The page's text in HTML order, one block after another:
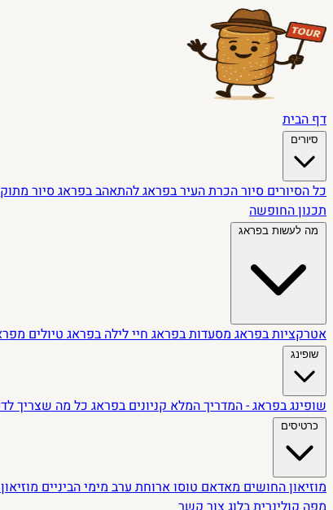
דף הבית
סיורים
כל הסיוריםסיור הכרת העיר בפראגלהתאהב בפראגסיור
תכנון החופשה
מה לעשות בפראג
אטרקציות בפראגמסעדות בפראגחיי לילה בפראגטיולים
שופינג
שופינג בפראג - המדריך המלאקניונים בפראגכל מה שצריך
כרטיסים
מוזיאון החושיםמאדאם טוסוארוחת ערב מימי הביניים